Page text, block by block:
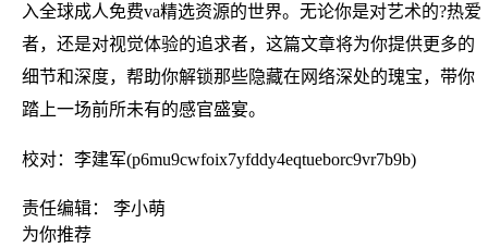
入全球成人免费va精选资源的世界。无论你是对艺术的?热爱
者，还是对视觉体验的追求者，这篇文章将为你提供更多的
细节和深度，帮助你解锁那些隐藏在网络深处的瑰宝，带你
踏上一场前所未有的感官盛宴。
校对：李建军(p6mu9cwfoix7yfddy4eqtueborc9vr7b9b)
责任编辑： 李小萌
为你推荐